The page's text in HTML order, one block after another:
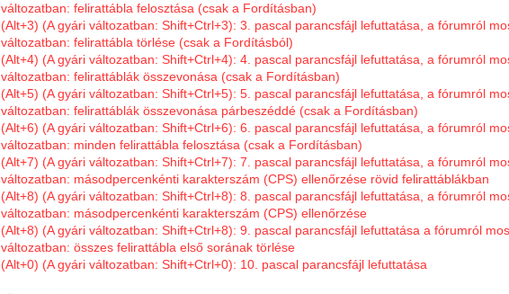
változatban: felirattábla felosztása (csak a Fordításban)
(Alt+3) (A gyári változatban: Shift+Ctrl+3): 3. pascal parancsfájl lefuttatása, a fórumról
változatban: felirattábla törlése (csak a Fordításból)
(Alt+4) (A gyári változatban: Shift+Ctrl+4): 4. pascal parancsfájl lefuttatása, a fórumról
változatban: felirattáblák összevonása (csak a Fordításban)
(Alt+5) (A gyári változatban: Shift+Ctrl+5): 5. pascal parancsfájl lefuttatása, a fórumról
változatban: felirattáblák összevonása párbeszéddé (csak a Fordításban)
(Alt+6) (A gyári változatban: Shift+Ctrl+6): 6. pascal parancsfájl lefuttatása, a fórumról
változatban: minden felirattábla felosztása (csak a Fordításban)
(Alt+7) (A gyári változatban: Shift+Ctrl+7): 7. pascal parancsfájl lefuttatása, a fórumról
változatban: másodpercenkénti karakterszám (CPS) ellenőrzése rövid felirattáblákban
(Alt+8) (A gyári változatban: Shift+Ctrl+8): 8. pascal parancsfájl lefuttatása, a fórumról
változatban: másodpercenkénti karakterszám (CPS) ellenőrzése
(Alt+8) (A gyári változatban: Shift+Ctrl+8): 9. pascal parancsfájl lefuttatása a fórumról
változatban: összes felirattábla első sorának törlése
(Alt+0) (A gyári változatban: Shift+Ctrl+0): 10. pascal parancsfájl lefuttatása